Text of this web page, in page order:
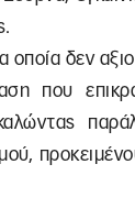
δεν
που